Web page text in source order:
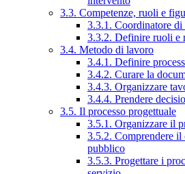
3.3. Competenze, ruoli e
3.3.1. Coordinatore di
3.3.2. Definire ruoli e
3.4. Metodo di lavoro
3.4.1. Definire
3.4.2. Curare la
3.4.3. Organizzare
3.4.4. Prendere
3.5. Il processo progettuale
3.5.1. Organizzare il
3.5.2. Comprendere il
pubblico
3.5.3. Progettare i